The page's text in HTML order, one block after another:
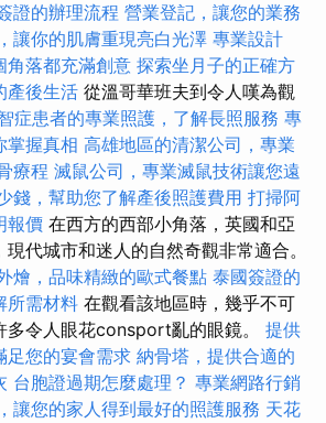
證的辦理流程 營業登記，讓您的業務
讓你的肌膚重現亮白光澤 專業設計
角落都充滿創意 探索坐月子的正確方
產後生活 從溫哥華班夫到令人嘆為觀
症患者的專業照護，了解長照服務 專
掌握真相 高雄地區的清潔公司，專業
療程 滅鼠公司，專業滅鼠技術讓您遠
錢，幫助您了解產後照護費用 打掃阿
報價 在西方的西部小角落，英國和亞
代城市和迷人的自然奇觀非常適合。
燴，品味精緻的歐式餐點 泰國簽證的
所需材料 在觀看該地區時，幾乎不可
多令人眼花consport亂的眼鏡。 提供
足您的宴會需求 納骨塔，提供合適的
台胞證過期怎麼處理？ 專業網路行銷
讓您的家人得到最好的照護服務 天花